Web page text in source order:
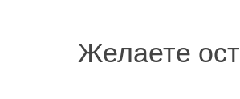
Желаете